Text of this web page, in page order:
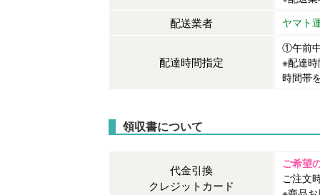
配送業者 ヤマト
配達時間指定
①午前
※配達
時間帯
領収書について
代金引換
クレジットカード
ご希望
ご注文